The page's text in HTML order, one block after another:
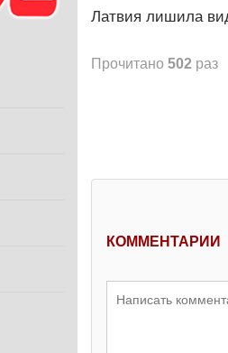
Латвия лишила
Прочитано 502 раз
КОММЕНТАРИИ